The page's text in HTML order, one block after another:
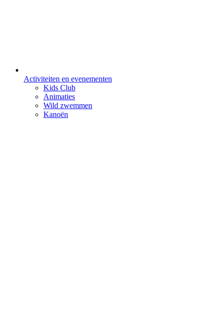
Activiteiten en evenementen
Kids Club
Animaties
Wild zwemmen
Kanoën